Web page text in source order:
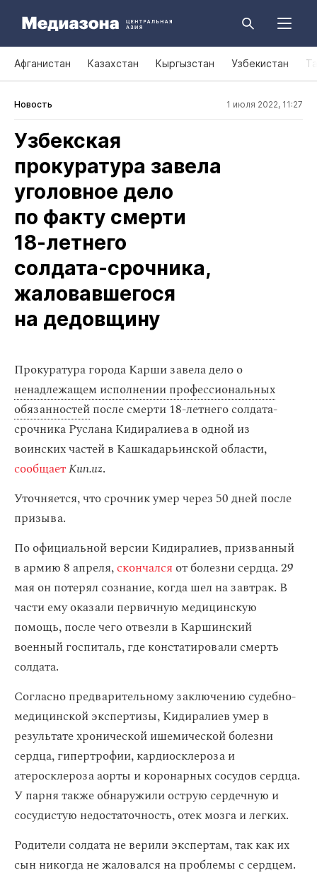
Афганистан Казахстан Кыргызстан Узбекистан
Новость 1 июля 2022, 11:27
Узбекская
прокуратура завела
уголовное дело
по факту смерти
18‑летнего
солдата‑срочника,
жаловавшегося
на дедовщину
Прокуратура города Карши завела дело о
ненадлежащем исполнении профессиональных
обязанностейпосле смерти 18-летнего солдата-
срочника Руслана Кидиралиева в одной из
воинских частей в Кашкадарьинской области,
сообщаетKun.uz.
Уточняется, что срочник умер через 50 дней после
призыва.
По официальной версии Кидиралиев, призванный
в армию 8 апреля,скончался от болезни сердца. 29
мая он потерял сознание, когда шел на завтрак. В
части ему оказали первичную медицинскую
помощь, после чего отвезли в Каршинский
военный госпиталь, где констатировали смерть
солдата.
Согласно предварительному заключению судебно-
медицинской экспертизы, Кидиралиев умер в
результате хронической ишемической болезни
сердца, гипертрофии, кардиосклероза и
атеросклероза аорты и коронарных сосудов сердца.
У парня также обнаружили острую сердечную и
сосудистую недостаточность, отек мозга и легких.
Родители солдата не верили экспертам, так как их
сын никогда не жаловался на проблемы с сердцем.